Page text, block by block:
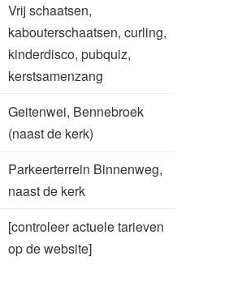
Vrij schaatsen,
kabouterschaatsen, curling,
kinderdisco, pubquiz,
kerstsamenzang
Geitenwei, Bennebroek
(naast de kerk)
Parkeerterrein Binnenweg,
naast de kerk
[controleer actuele tarieven
op de website]